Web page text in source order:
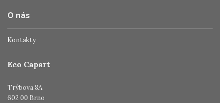
O nás
Kontakty
Eco Capart
Trýbova 8A
602 00 Brno